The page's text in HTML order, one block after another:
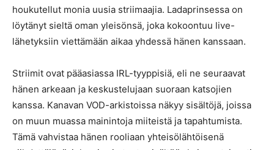
houkutellut monia uusia striimaajia. Ladaprinsessa on
löytänyt sieltä oman yleisönsä, joka kokoontuu live-
lähetyksiin viettämään aikaa yhdessä hänen kanssaan.
Striimit ovat pääasiassa IRL-tyyppisiä, eli ne seuraavat
hänen arkeaan ja keskustelujaan suoraan katsojien
kanssa. Kanavan VOD-arkistoissa näkyy sisältöjä, joissa
on muun muassa mainintoja miiteistä ja tapahtumista.
Tämä vahvistaa hänen rooliaan yhteisölähtöisenä